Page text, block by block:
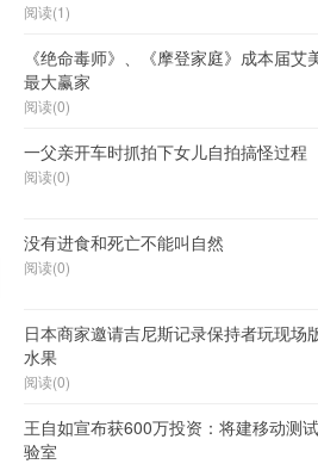
阅读(1)
《绝命毒师》、《摩登家庭》成本届艾
最大赢家
阅读(0)
一父亲开车时抓拍下女儿自拍搞怪过程
阅读(0)
没有进食和死亡不能叫自然
阅读(0)
日本商家邀请吉尼斯记录保持者玩现场
水果
阅读(0)
王自如宣布获600万投资：将建移动测
验室